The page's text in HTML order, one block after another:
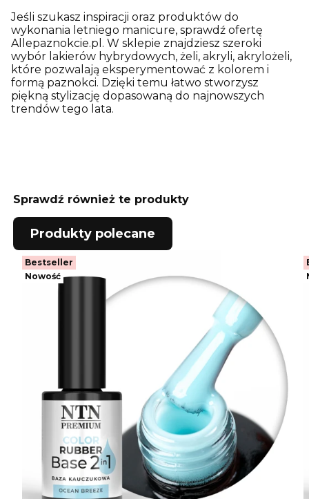
Jeśli szukasz inspiracji oraz produktów do
wykonania letniego manicure, sprawdź ofertę
Allepaznokcie.pl. W sklepie znajdziesz szeroki
wybór lakierów hybrydowych, żeli, akryli, akrylożeli,
które pozwalają eksperymentować z kolorem i
formą paznokci. Dzięki temu łatwo stworzysz
piękną stylizację dopasowaną do najnowszych
trendów tego lata.
Sprawdź również te produkty
Produkty polecane
Bestseller
Nowość